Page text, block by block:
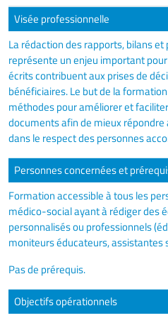
Visée professionnelle
La rédaction des rapports, bilans
représente un enjeu important
écrits contribuent aux prises de
bénéficiaires. Le but de la
méthodes pour améliorer et
documents afin de mieux
dans le respect des personnes
Personnes concernées et
Formation accessible à tous les
médico-social ayant à rédiger des
personnalisés ou professionnels
moniteurs éducateurs, assistantes
Pas de prérequis.
Objectifs opérationnels